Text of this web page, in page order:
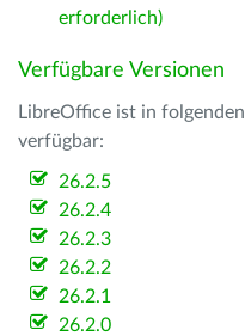
erforderlich)
Verfügbare Versionen
LibreOffice ist in folgenden
verfügbar:
26.2.5
26.2.4
26.2.3
26.2.2
26.2.1
26.2.0